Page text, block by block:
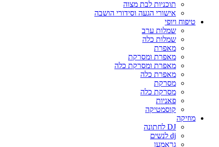
תוכניות לבת מצוה
אישורי הגעה וסידורי הושבה
טיפוח ויופי
שמלות ערב
שמלות כלה
מאפרת
מאפרת ומסרקת
מאפרת ומסרקת כלה
מאפרת כלה
מסרקת
מסרקת כלה
פאניות
קוסמטיקה
מוזיקה
DJ לחתונה
dj לנשים
גראמען